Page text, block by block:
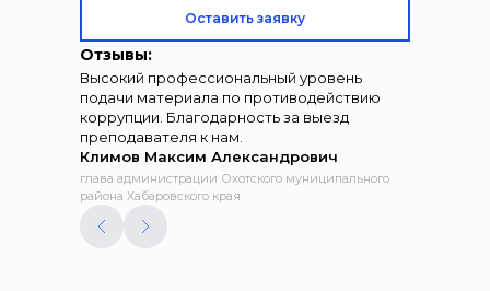
Оставить заявку
Отзывы:
Высокий профессиональный уровень
подачи материала по противодействию
коррупции. Благодарность за выезд
преподавателя к нам.
Климов Максим Александрович
глава администрации Охотского муниципального
района Хабаровского края